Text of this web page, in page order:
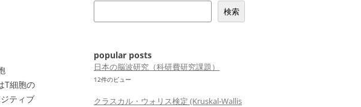
T細胞の
ティブ
検索
popular posts
日本の脳波研究（科研費研究課題）
12件のビュー
クラスカル・ウォリス検定 (Kruskal-Wallis